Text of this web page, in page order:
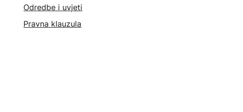
Odredbe i uvjeti
Pravna klauzula